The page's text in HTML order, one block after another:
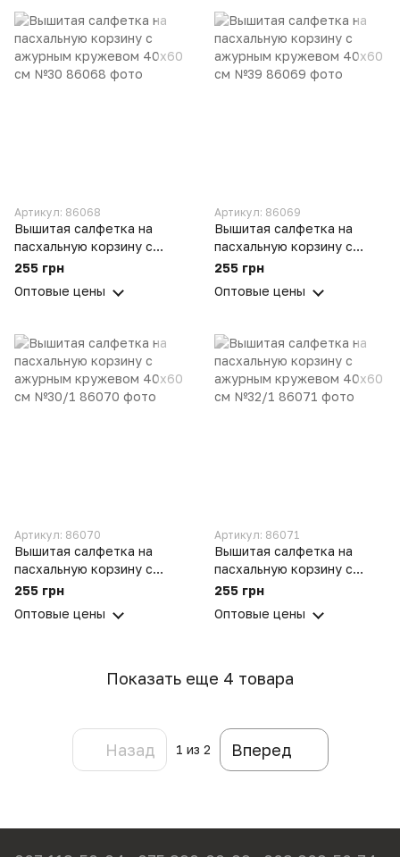
Артикул: 86068
Вышитая салфетка на
пасхальную корзину с
ажурным кружевом 40х60
255 грн
Оптовые цены
Артикул: 86069
Вышитая салфетка на
пасхальную корзину с
ажурным кружевом 40х60
255 грн
Оптовые цены
Артикул: 86070
Вышитая салфетка на
пасхальную корзину с
ажурным кружевом 40х60
255 грн
Оптовые цены
Артикул: 86071
Вышитая салфетка на
пасхальную корзину с
ажурным кружевом 40х60
255 грн
Оптовые цены
Показать еще 4 товара
Назад 1 из 2 Вперед